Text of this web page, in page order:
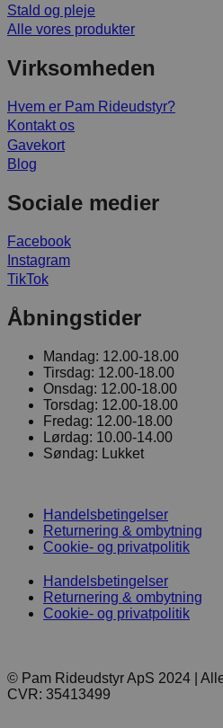
Stald og pleje
Alle vores produkter
Virksomheden
Hvem er Pam Rideudstyr?
Kontakt os
Gavekort
Blog
Sociale medier
Facebook
Instagram
TikTok
Åbningstider
Mandag: 12.00-18.00
Tirsdag: 12.00-18.00
Onsdag: 12.00-18.00
Torsdag: 12.00-18.00
Fredag: 12.00-18.00
Lørdag: 10.00-14.00
Søndag: Lukket
Handelsbetingelser
Returnering & ombytning
Cookie- og privatpolitik
Handelsbetingelser
Returnering & ombytning
Cookie- og privatpolitik
© Pam Rideudstyr ApS 2024 |
CVR: 35413499